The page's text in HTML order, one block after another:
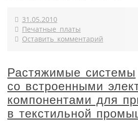
31.05.2010
Печатные платы
Оставить комментарий
Растяжимые системы
со встроенными
компонентами для
в текстильной